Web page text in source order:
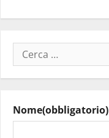
Ricerca
per:
Nome(obbligatorio)